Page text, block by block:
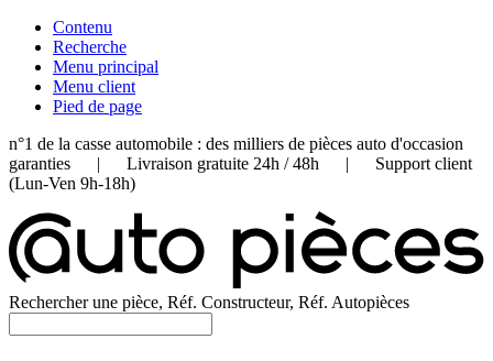
Contenu
Recherche
Menu principal
Menu client
Pied de page
n°1 de la casse automobile : des milliers de pièces auto d'occasion
garanties | Livraison gratuite 24h / 48h | Support client
(Lun-Ven 9h-18h)
Rechercher une pièce, Réf. Constructeur, Réf. Autopièces